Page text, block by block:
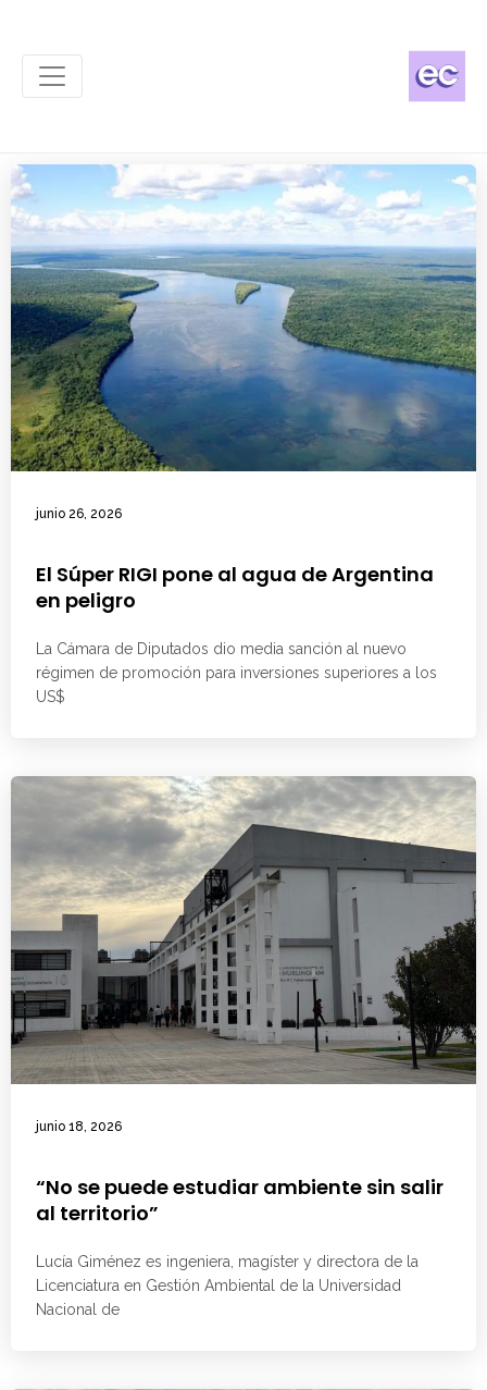
junio 26, 2026
El Súper RIGI pone al agua de Argentina
en peligro
La Cámara de Diputados dio media sanción al nuevo
régimen de promoción para inversiones superiores a los
US$
junio 18, 2026
“No se puede estudiar ambiente sin salir
al territorio”
Lucía Giménez es ingeniera, magíster y directora de la
Licenciatura en Gestión Ambiental de la Universidad
Nacional de